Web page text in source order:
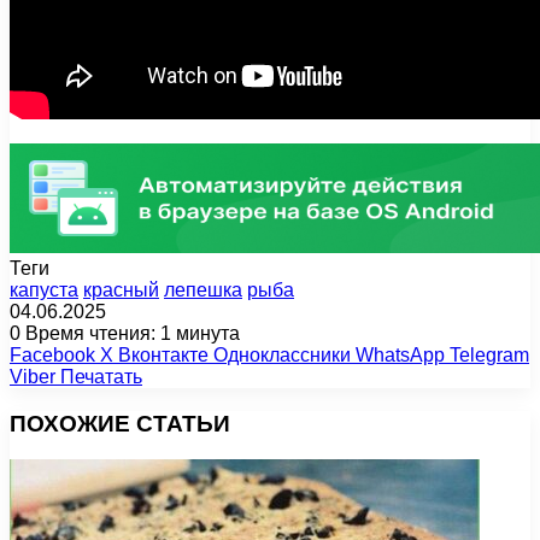
Теги
капуста красный лепешка рыба
04.06.2025
0 Время чтения: 1 минута
Facebook X Вконтакте Одноклассники WhatsApp Telegram
Viber Печатать
ПОХОЖИЕ СТАТЬИ